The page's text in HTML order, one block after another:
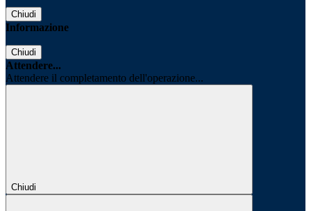
Chiudi
Informazione
Chiudi
Attendere...
Attendere il completamento dell'operazione...
Chiudi